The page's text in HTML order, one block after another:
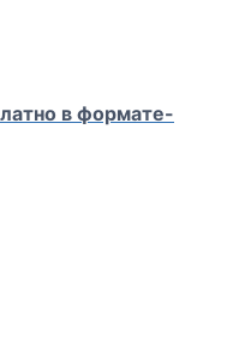
в формате-